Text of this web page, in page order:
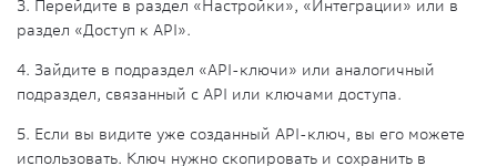
3. Перейдите в раздел «Настройки», «Интеграции» или в
раздел «Доступ к API».
4. Зайдите в подраздел «API-ключи» или аналогичный
подраздел, связанный с API или ключами доступа.
5. Если вы видите уже созданный API-ключ, вы его можете
использовать. Ключ нужно скопировать и сохранить в